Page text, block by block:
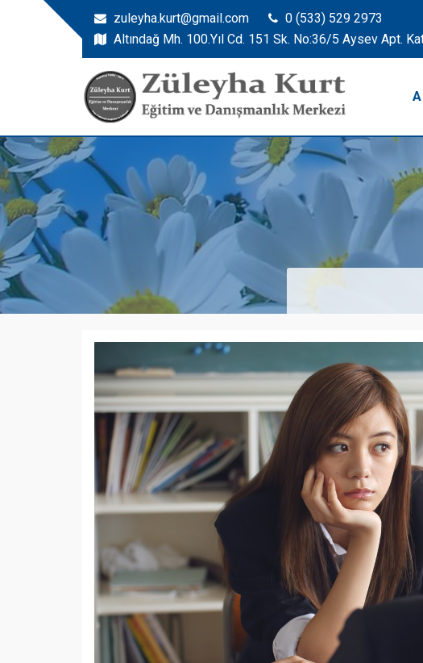
zuleyha.kurt@gmail.com
0 (533) 529 2973
Altındağ Mh. 100.Yıl Cd. 151 Sk. No:36/5 Aysev Apt.
Zuleyha Kurt
Züleyha Kurt Eğitim ve Danışmanlık Merkezi